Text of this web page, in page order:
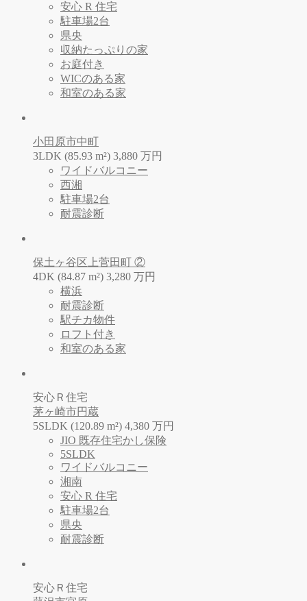
安心 R 住宅
駐車場2台
県央
収納たっぷりの家
お庭付き
WICのある家
和室のある家
小田原市中町
3LDK (85.93 m²) 3,880 万円
ワイドバルコニー
西湘
駐車場2台
耐震診断
保土ヶ谷区上菅田町 ②
4DK (84.87 m²) 3,280 万円
横浜
耐震診断
駅チカ物件
ロフト付き
和室のある家
安心Ｒ住宅
茅ヶ崎市円蔵
5SLDK (120.89 m²) 4,380 万円
JIO 既存住宅かし保険
5SLDK
ワイドバルコニー
湘南
安心 R 住宅
駐車場2台
県央
耐震診断
安心Ｒ住宅